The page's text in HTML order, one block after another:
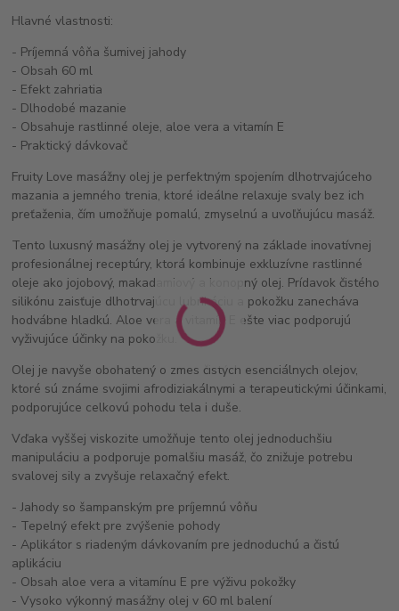
Hlavné vlastnosti:
- Príjemná vôňa šumivej jahody
- Obsah 60 ml
- Efekt zahriatia
- Dlhodobé mazanie
- Obsahuje rastlinné oleje, aloe vera a vitamín E
- Praktický dávkovač
Fruity Love masážny olej je perfektným spojením dlhotrvajúceho
mazania a jemného trenia, ktoré ideálne relaxuje svaly bez ich
preťaženia, čím umožňuje pomalú, zmyselnú a uvoľňujúcu masáž.
Tento luxusný masážny olej je vytvorený na základe inovatívnej
profesionálnej receptúry, ktorá kombinuje exkluzívne rastlinné
oleje ako jojobový, makadamiový a konopný olej. Prídavok čistého
silikónu zaisťuje dlhotrvajúcu lubrikáciu a pokožku zanecháva
hodvábne hladkú. Aloe vera a vitamín E ešte viac podporujú
vyživujúce účinky na pokožku.
Olej je navyše obohatený o zmes čistých esenciálnych olejov,
ktoré sú známe svojimi afrodiziakálnymi a terapeutickými účinkami,
podporujúce celkovú pohodu tela i duše.
Vďaka vyššej viskozite umožňuje tento olej jednoduchšiu
manipuláciu a podporuje pomalšiu masáž, čo znižuje potrebu
svalovej sily a zvyšuje relaxačný efekt.
- Jahody so šampanským pre príjemnú vôňu
- Tepelný efekt pre zvýšenie pohody
- Aplikátor s riadeným dávkovaním pre jednoduchú a čistú
aplikáciu
- Obsah aloe vera a vitamínu E pre výživu pokožky
- Vysoko výkonný masážny olej v 60 ml balení